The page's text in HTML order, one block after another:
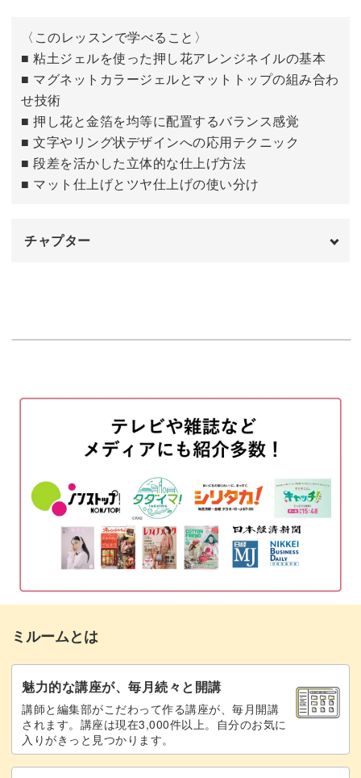
今回のベースにはマグネットカラージェルを使用。
磁石で模様を作ってから押し花パーツをのせる方法をご紹
介します。
と丸めて成形。
きれいな光沢のある押し花文字への仕上げ方を解説します
マット仕上げとツヤあり仕上げの使い分けについてもレク
チャー。
押し花を目立たせるためのコツもしっかり学んでおきまし
文字以外にもリング状など、様々なアレンジが可能！
〈このレッスンで学べること〉
■ 粘土ジェルを使った押し花アレンジネイルの基本
■ マグネットカラージェルとマットトップの組み合わ
せ技術
■ 押し花と金箔を均等に配置するバランス感覚
■ 文字やリング状デザインへの応用テクニック
■ 段差を活かした立体的な仕上げ方法
■ マット仕上げとツヤ仕上げの使い分け
チャプター
粘土ジェルでパーツを作る
トップジェルを塗る
おわりに 15:53
ミルームとは
魅力的な講座が、毎月続々と開講
講師と編集部がこだわって作る講座が、毎月開講
されます。講座は現在3,000件以上。自分のお気に
入りがきっと見つかります。